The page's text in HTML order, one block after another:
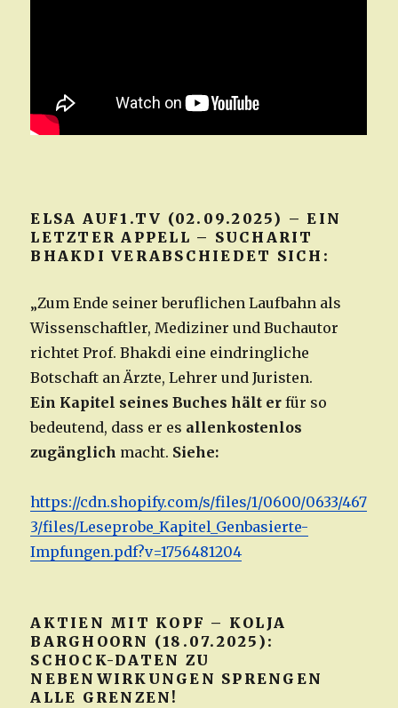
ELSA AUF1.TV (02.09.2025) – EIN
LETZTER APPELL – SUCHARIT
BHAKDI VERABSCHIEDET SICH:
„Zum Ende seiner beruflichen Laufbahn als
Wissenschaftler, Mediziner und Buchautor
richtet Prof. Bhakdi eine eindringliche
Botschaft an Ärzte, Lehrer und Juristen.
Ein Kapitel seines Buches hält er für so
bedeutend, dass er es allenkostenlos
zugänglich macht. Siehe:
https://cdn.shopify.com/s/files/1/0600/0633/467
3/files/Leseprobe_Kapitel_Genbasierte-
Impfungen.pdf?v=1756481204
AKTIEN MIT KOPF – KOLJA
BARGHOORN (18.07.2025):
SCHOCK-DATEN ZU
NEBENWIRKUNGEN SPRENGEN
ALLE GRENZEN!